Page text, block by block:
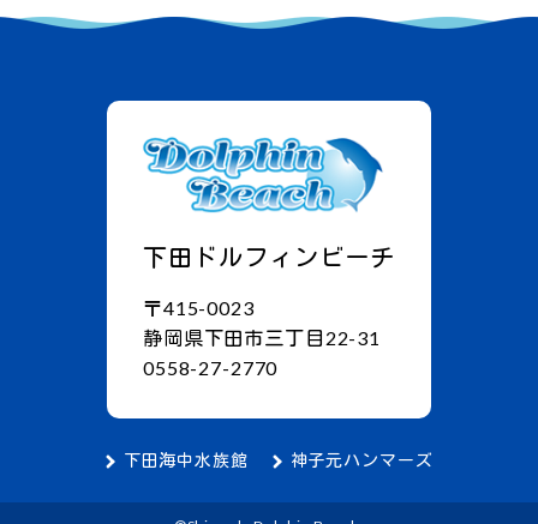
下田ドルフィンビーチ
〒415-0023
静岡県下田市三丁目22-31
0558-27-2770
下田海中水族館 神子元ハンマーズ